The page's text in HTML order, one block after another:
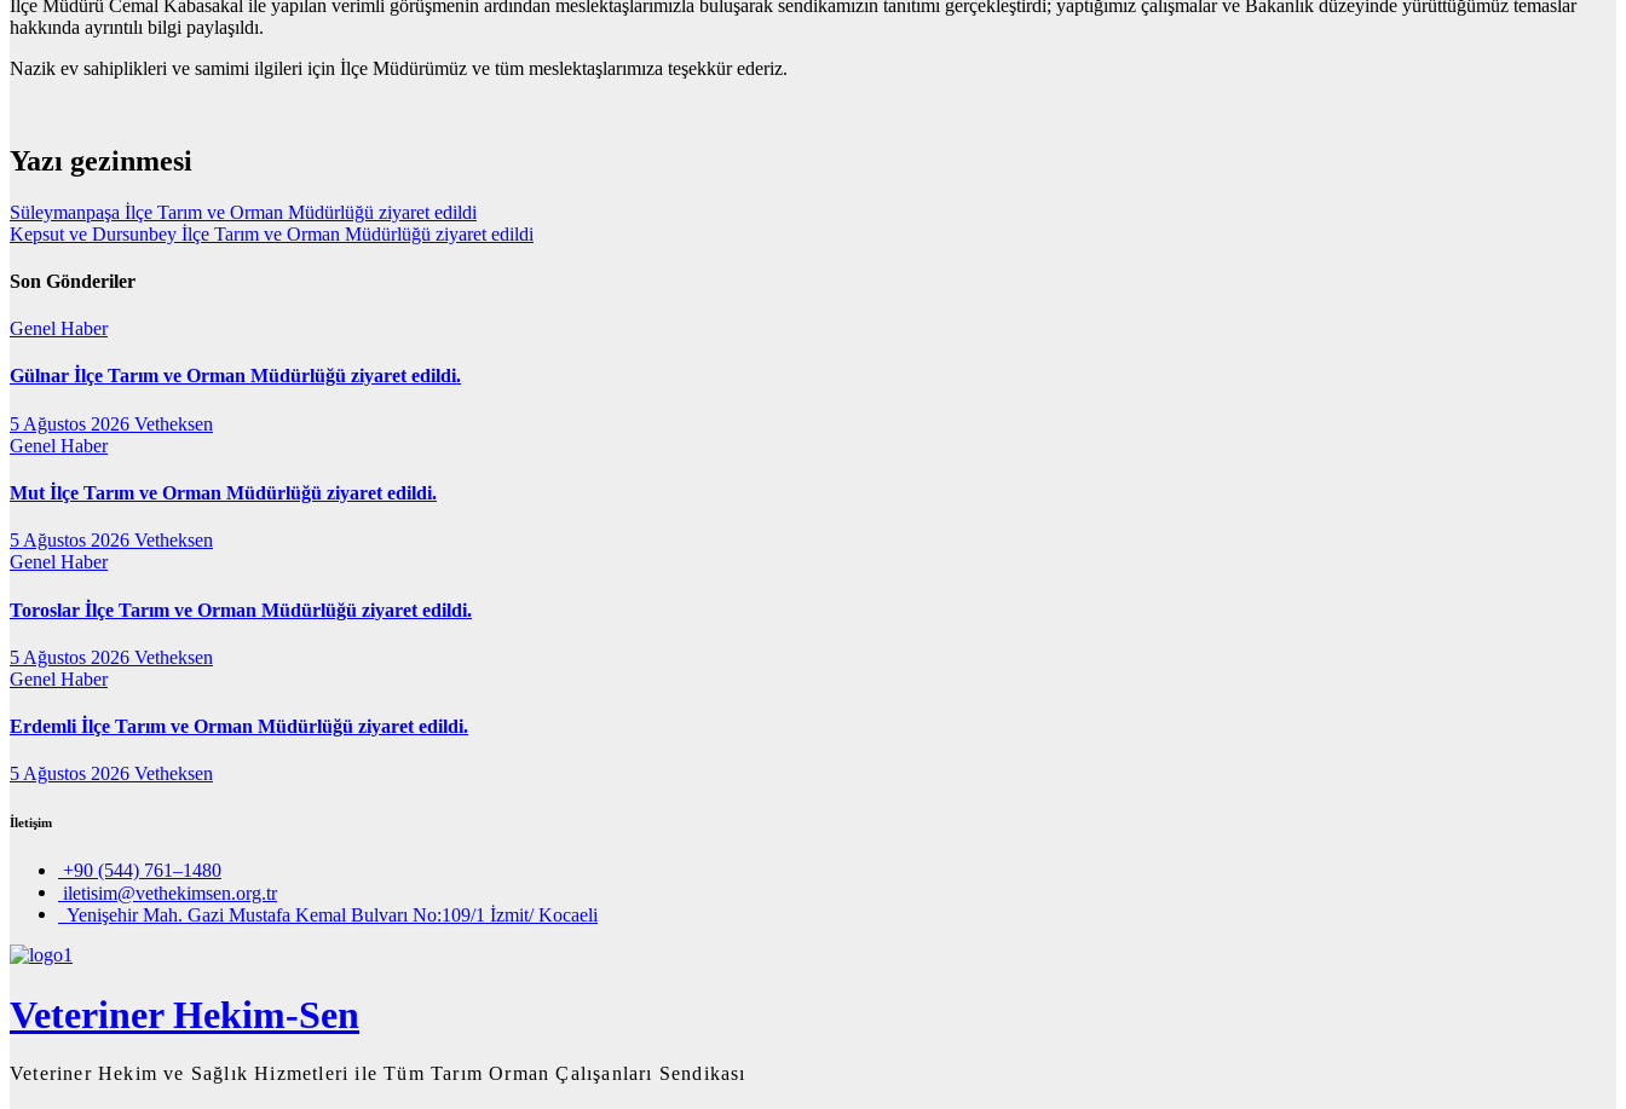
İlçe Müdürü Cemal Kabasakal ile yapılan verimli görüşmenin ardından meslektaşlarımızla buluşarak sendikamızın tanıtımı gerçekleştirdi; yaptığımız çalışmalar ve Bakanlık düzeyinde yürüttüğümüz temaslar
hakkında ayrıntılı bilgi paylaşıldı.
Nazik ev sahiplikleri ve samimi ilgileri için İlçe Müdürümüz ve tüm meslektaşlarımıza teşekkür ederiz.
Yazı gezinmesi
Süleymanpaşa İlçe Tarım ve Orman Müdürlüğü ziyaret edildi
Kepsut ve Dursunbey İlçe Tarım ve Orman Müdürlüğü ziyaret edildi
Son Gönderiler
Genel Haber
Gülnar İlçe Tarım ve Orman Müdürlüğü ziyaret edildi.
5 Ağustos 2026 Vetheksen
Genel Haber
Mut İlçe Tarım ve Orman Müdürlüğü ziyaret edildi.
5 Ağustos 2026 Vetheksen
Genel Haber
Toroslar İlçe Tarım ve Orman Müdürlüğü ziyaret edildi.
5 Ağustos 2026 Vetheksen
Genel Haber
Erdemli İlçe Tarım ve Orman Müdürlüğü ziyaret edildi.
5 Ağustos 2026 Vetheksen
İletişim
+90 (544) 761–1480
iletisim@vethekimsen.org.tr
Yenişehir Mah. Gazi Mustafa Kemal Bulvarı No:109/1 İzmit/ Kocaeli
Veteriner Hekim-Sen
Veteriner Hekim ve Sağlık Hizmetleri ile Tüm Tarım Orman Çalışanları Sendikası